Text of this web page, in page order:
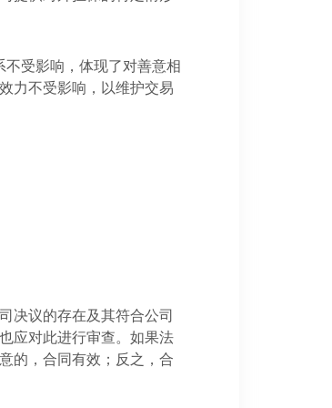
受影响，体现了对善意相
力不受影响，以维护交易
决议的存在及其符合公司
应对此进行审查。如果法
的，合同有效；反之，合